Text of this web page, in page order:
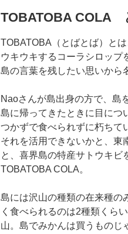
TOBATOBA COLA
TOBATOBA（とばとば）と
ウキウキするコーラシロップ
島の言葉を残したい思いから
Naoさんが島出身の方で、島
島に帰ってきたときに目につ
つかずで食べられずに朽ちて
それを活用できないかと、東
と、喜界島の特産サトウキビ
TOBATOBA COLA。
島には沢山の種類の在来種の
く食べられるのは2種類くら
山。島でみかんは買うものじ